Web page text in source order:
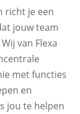
richt je een
jouw team
van Flexa
met functies
en
jou te helpen